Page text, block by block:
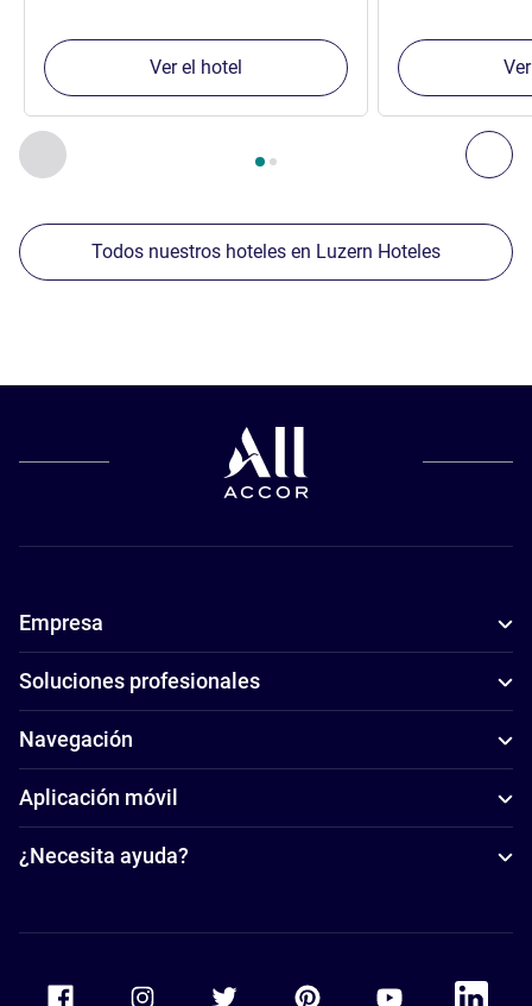
Anterior - Nuestros establecimientos cercanos
Página , Nuestros establecimientos cercanos 1 :,
Ver el hotel
Todos nuestros hoteles en Luzern Hoteles
Empresa
Soluciones profesionales
Navegación
Aplicación móvil
¿Necesita ayuda?
Accor Facebook Accor TwitterAccor PinterestAccor Youtube
Accor